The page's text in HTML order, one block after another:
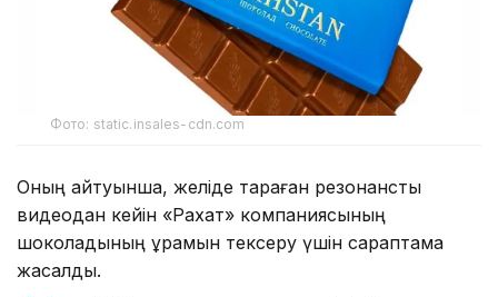
Фото: static.insales-cdn.com
Оның айтуынша, желіде тараған резонансты
видеодан кейін «Рахат» компаниясының
шоколадының құрамын тексеру үшін сараптама
жасалды.